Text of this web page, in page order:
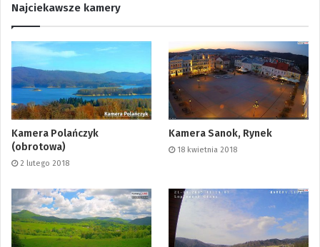
Najciekawsze kamery
Kamera Polańczyk
(obrotowa)
2 lutego 2018
Kamera Sanok, Rynek
18 kwietnia 2018